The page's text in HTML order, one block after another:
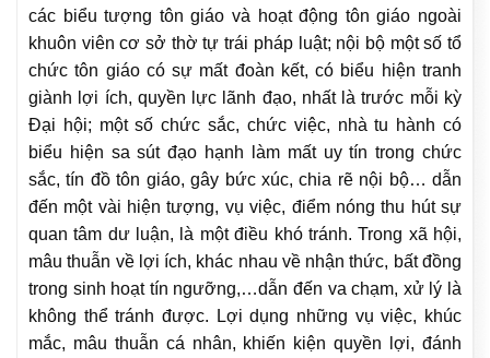
các biểu tượng tôn giáo và hoạt động tôn giáo ngoài
khuôn viên cơ sở thờ tự trái pháp luật; nội bộ một số tổ
chức tôn giáo có sự mất đoàn kết, có biểu hiện tranh
giành lợi ích, quyền lực lãnh đạo, nhất là trước mỗi kỳ
Đại hội; một số chức sắc, chức việc, nhà tu hành có
biểu hiện sa sút đạo hạnh làm mất uy tín trong chức
sắc, tín đồ tôn giáo, gây bức xúc, chia rẽ nội bộ… dẫn
đến một vài hiện tượng, vụ việc, điểm nóng thu hút sự
quan tâm dư luận, là một điều khó tránh. Trong xã hội,
mâu thuẫn về lợi ích, khác nhau về nhận thức, bất đồng
trong sinh hoạt tín ngưỡng,…dẫn đến va chạm, xử lý là
không thể tránh được. Lợi dụng những vụ việc, khúc
mắc, mâu thuẫn cá nhân, khiến kiện quyền lợi, đánh